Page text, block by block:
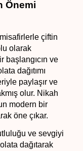
Önemi
çiftin
olarak
başlangıcın ve
dağıtımı
paylaşır ve
olur. Nikah
modern bir
öne çıkar.
ve sevgiyi
dağıtarak